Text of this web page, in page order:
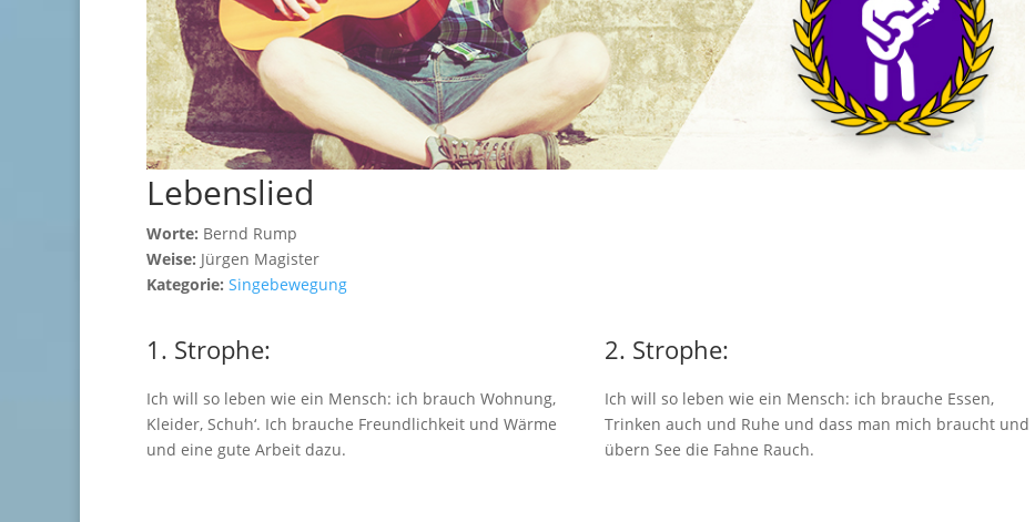
Lebenslied
Worte: Bernd Rump
Weise: Jürgen Magister
Kategorie: Singebewegung
1. Strophe:
Ich will so leben wie ein Mensch: ich brauch Wohnung,
Kleider, Schuh‘. Ich brauche Freundlichkeit und Wärme
und eine gute Arbeit dazu.
2. Strophe:
Ich will so leben wie ein Mensch: ich brauche Essen,
Trinken auch und Ruhe und dass man mich braucht und
übern See die Fahne Rauch.